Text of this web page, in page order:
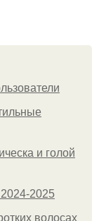
и голой
2025
волосах